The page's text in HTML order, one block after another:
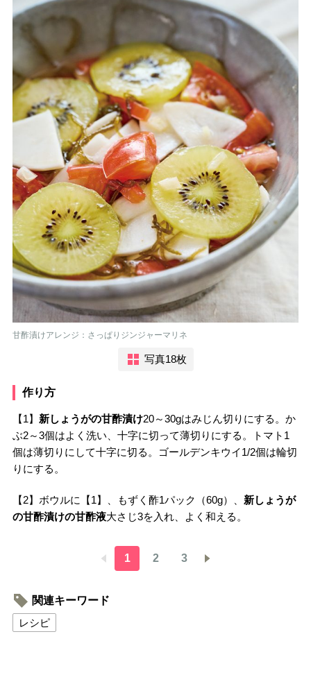
甘酢漬けアレンジ：さっぱりジンジャーマリネ
写真18枚
作り方
【1】 新しょうがの甘酢漬け20～30gはみじん切りにする。か
ぶ2～3個はよく洗い、十字に切って薄切りにする。トマト1
個は薄切りにして十字に切る。ゴールデンキウイ1/2個は輪切
りにする。
【2】ボウルに【1】、もずく酢1パック（60g）、 新しょうが
の甘酢漬けの甘酢液大さじ3を入れ、よく和える。
1 2 3
関連キーワード
レシピ